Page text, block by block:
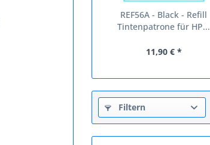
REF56A - Black - Refill
Tintenpatrone für HP...
11,90 € *
Filtern